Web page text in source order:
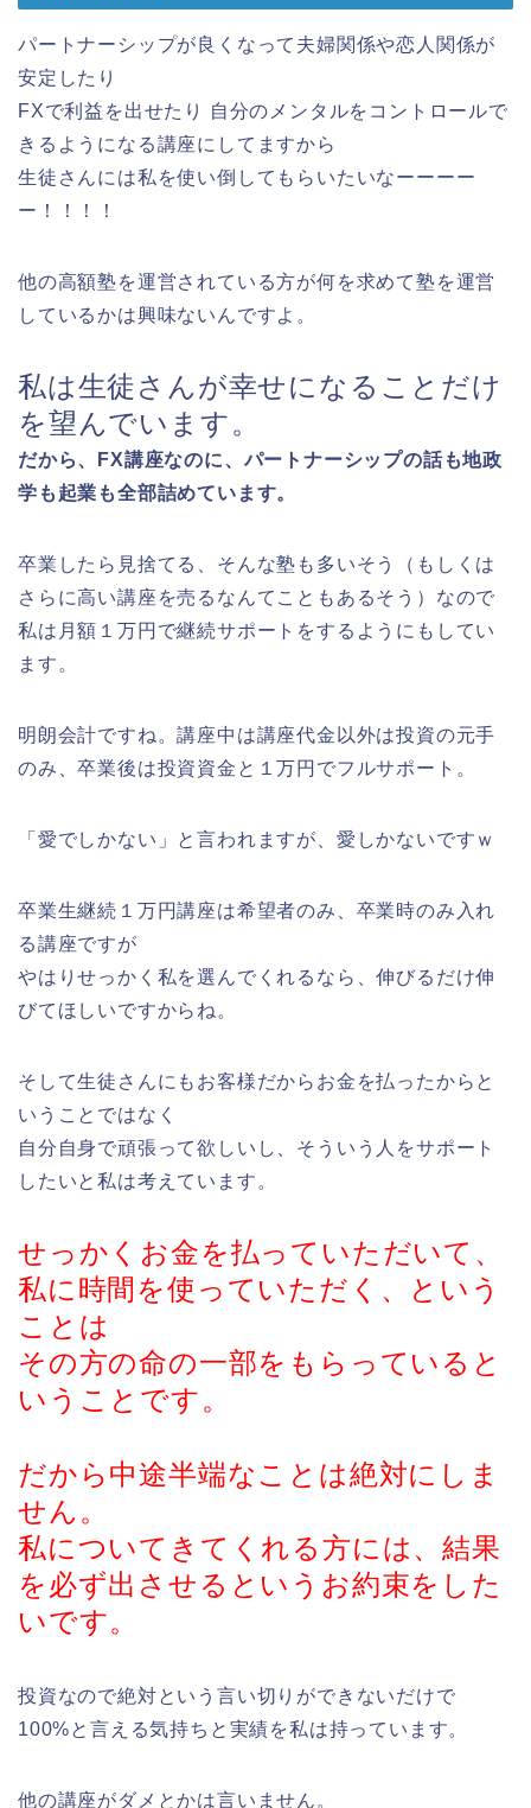
パートナーシップが良くなって夫婦関係や恋人関係が
安定したり
FXで利益を出せたり 自分のメンタルをコントロールで
きるようになる講座にしてますから
生徒さんには私を使い倒してもらいたいなーーーー
ー！！！！
他の高額塾を運営されている方が何を求めて塾を運営
しているかは興味ないんですよ。
私は生徒さんが幸せになることだけ
を望んでいます。
だから、FX講座なのに、パートナーシップの話も地政
学も起業も全部詰めています。
卒業したら見捨てる、そんな塾も多いそう（もしくは
さらに高い講座を売るなんてこともあるそう）なので
私は月額１万円で継続サポートをするようにもしてい
ます。
明朗会計ですね。講座中は講座代金以外は投資の元手
のみ、卒業後は投資資金と１万円でフルサポート。
「愛でしかない」と言われますが、愛しかないですｗ
卒業生継続１万円講座は希望者のみ、卒業時のみ入れ
る講座ですが
やはりせっかく私を選んでくれるなら、伸びるだけ伸
びてほしいですからね。
そして生徒さんにもお客様だからお金を払ったからと
いうことではなく
自分自身で頑張って欲しいし、そういう人をサポート
したいと私は考えています。
せっかくお金を払っていただいて、
私に時間を使っていただく、という
ことは
その方の命の一部をもらっていると
いうことです。
だから中途半端なことは絶対にしま
せん。
私についてきてくれる方には、結果
を必ず出させるというお約束をした
いです。
投資なので絶対という言い切りができないだけで
100%と言える気持ちと実績を私は持っています。
他の講座がダメとかは言いません。